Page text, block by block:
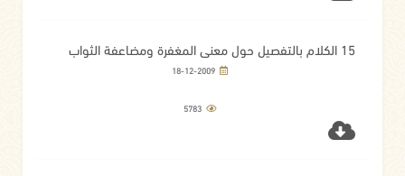
15 الكلام بالتفصيل حول معنى المغفرة ومضاعفة الثواب
18-12-2009
5783